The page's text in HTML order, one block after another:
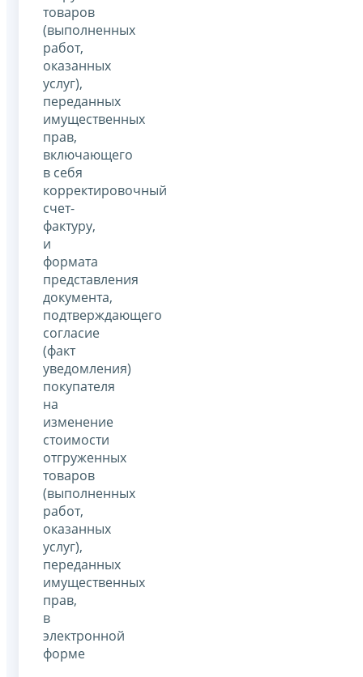
товаров
(выполненных
работ,
оказанных
услуг),
переданных
имущественных
прав,
включающего
в себя
корректировочный
счет-
фактуру,
и
формата
представления
документа,
подтверждающего
согласие
(факт
уведомления)
покупателя
на
изменение
стоимости
отгруженных
товаров
(выполненных
работ,
оказанных
услуг),
переданных
имущественных
прав,
в
электронной
форме